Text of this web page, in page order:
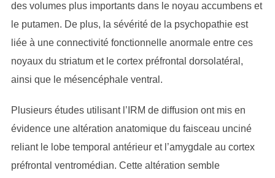
des volumes plus importants dans le noyau accumbens et
le putamen. De plus, la sévérité de la psychopathie est
liée à une connectivité fonctionnelle anormale entre ces
noyaux du striatum et le cortex préfrontal dorsolatéral,
ainsi que le mésencéphale ventral.
Plusieurs études utilisant l’IRM de diffusion ont mis en
évidence une altération anatomique du faisceau unciné
reliant le lobe temporal antérieur et l’amygdale au cortex
préfrontal ventromédian. Cette altération semble